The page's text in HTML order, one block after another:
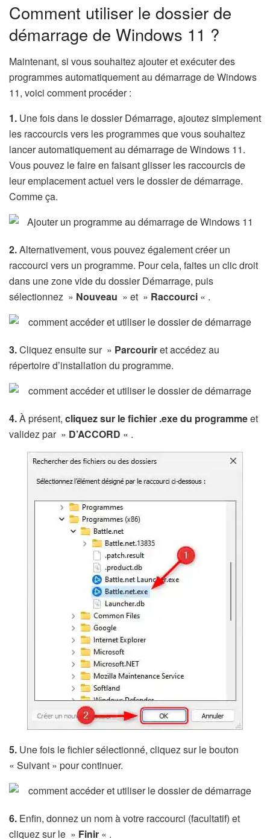
Comment utiliser le dossier de
démarrage de Windows 11 ?
Maintenant, si vous souhaitez ajouter et exécuter des
programmes automatiquement au démarrage de Windows
11, voici comment procéder :
1. Une fois dans le dossier Démarrage, ajoutez simplement
les raccourcis vers les programmes que vous souhaitez
lancer automatiquement au démarrage de Windows 11.
Vous pouvez le faire en faisant glisser les raccourcis de
leur emplacement actuel vers le dossier de démarrage.
Comme ça.
2.Alternativement, vous pouvez également créer un
raccourci vers un programme. Pour cela, faites un clic droit
dans une zone vide du dossier Démarrage, puis
sélectionnez » Nouveau » et » Raccourci « .
3.Cliquez ensuite sur » Parcouriret accédez au
répertoire d’installation du programme.
4.À présent, cliquez sur le fichier .exe du programmeet
validez par » D’ACCORD « .
5. Une fois le fichier sélectionné, cliquez sur le bouton
« Suivant » pour continuer.
6. Enfin, donnez un nom à votre raccourci (facultatif) et
cliquez sur le » Finir « .